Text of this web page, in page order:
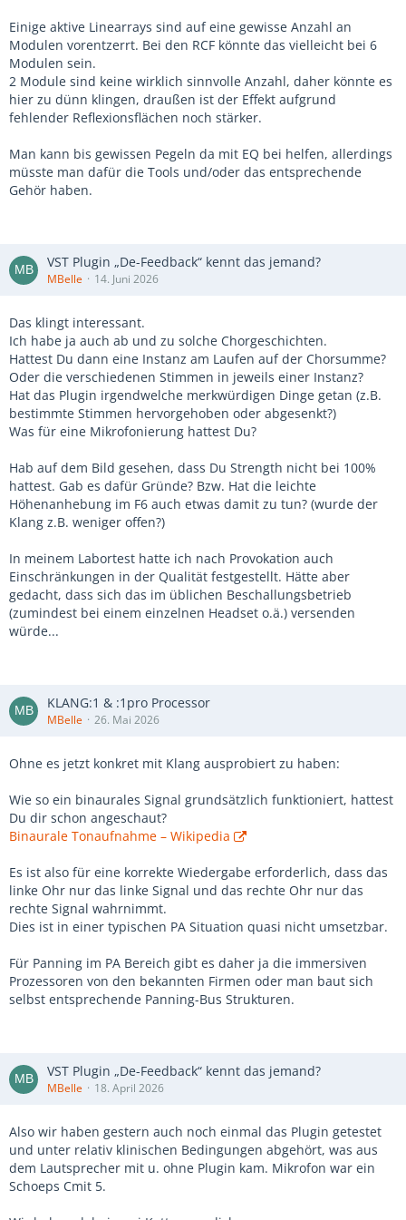
Einige aktive Linearrays sind auf eine gewisse Anzahl an
Modulen vorentzerrt. Bei den RCF könnte das vielleicht bei 6
Modulen sein.
2 Module sind keine wirklich sinnvolle Anzahl, daher könnte es
hier zu dünn klingen, draußen ist der Effekt aufgrund
fehlender Reflexionsflächen noch stärker.
Man kann bis gewissen Pegeln da mit EQ bei helfen, allerdings
müsste man dafür die Tools und/oder das entsprechende
Gehör haben.
VST Plugin „De-Feedback“ kennt das jemand?
MBelle 14. Juni 2026
Das klingt interessant.
Ich habe ja auch ab und zu solche Chorgeschichten.
Hattest Du dann eine Instanz am Laufen auf der Chorsumme?
Oder die verschiedenen Stimmen in jeweils einer Instanz?
Hat das Plugin irgendwelche merkwürdigen Dinge getan (z.B.
bestimmte Stimmen hervorgehoben oder abgesenkt?)
Was für eine Mikrofonierung hattest Du?
Hab auf dem Bild gesehen, dass Du Strength nicht bei 100%
hattest. Gab es dafür Gründe? Bzw. Hat die leichte
Höhenanhebung im F6 auch etwas damit zu tun? (wurde der
Klang z.B. weniger offen?)
In meinem Labortest hatte ich nach Provokation auch
Einschränkungen in der Qualität festgestellt. Hätte aber
gedacht, dass sich das im üblichen Beschallungsbetrieb
(zumindest bei einem einzelnen Headset o.ä.) versenden
würde...
KLANG:1 & :1pro Processor
MBelle 26. Mai 2026
Ohne es jetzt konkret mit Klang ausprobiert zu haben:
Wie so ein binaurales Signal grundsätzlich funktioniert, hattest
Du dir schon angeschaut?
Binaurale Tonaufnahme – Wikipedia
Es ist also für eine korrekte Wiedergabe erforderlich, dass das
linke Ohr nur das linke Signal und das rechte Ohr nur das
rechte Signal wahrnimmt.
Dies ist in einer typischen PA Situation quasi nicht umsetzbar.
Für Panning im PA Bereich gibt es daher ja die immersiven
Prozessoren von den bekannten Firmen oder man baut sich
selbst entsprechende Panning-Bus Strukturen.
VST Plugin „De-Feedback“ kennt das jemand?
MBelle 18. April 2026
Also wir haben gestern auch noch einmal das Plugin getestet
und unter relativ klinischen Bedingungen abgehört, was aus
dem Lautsprecher mit u. ohne Plugin kam. Mikrofon war ein
Schoeps Cmit 5.